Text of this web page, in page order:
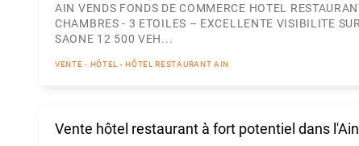
AIN VENDS FONDS DE COMMERCE HOTEL
CHAMBRES - 3 ETOILES – EXCELLENTE VISIBILITE
SAONE 12 500 VEH...
VENTE - HÔTEL - HÔTEL RESTAURANT AIN
Vente hôtel restaurant à fort potentiel dans l'Ain